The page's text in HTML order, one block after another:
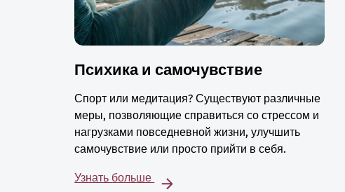
Психика и самочувствие
Спорт или медитация? Существуют различные
меры, позволяющие справиться со стрессом и
нагрузками повседневной жизни, улучшить
самочувствие или просто прийти в себя.
Узнать больше